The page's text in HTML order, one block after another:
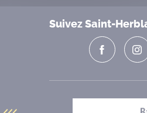
Suivez Saint-